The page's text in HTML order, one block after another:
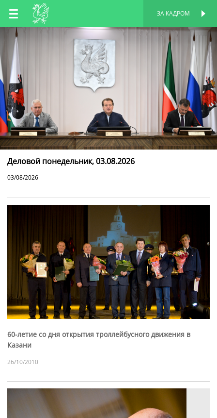
RU
TT
ЗА КАДРОМ
Деловой понедельник, 03.08.2026
03/08/2026
60-летие со дня открытия троллейбусного движения в
Казани
26/10/2010
ПЕРСОНАЛЬНАЯ
СТРАНИЦА